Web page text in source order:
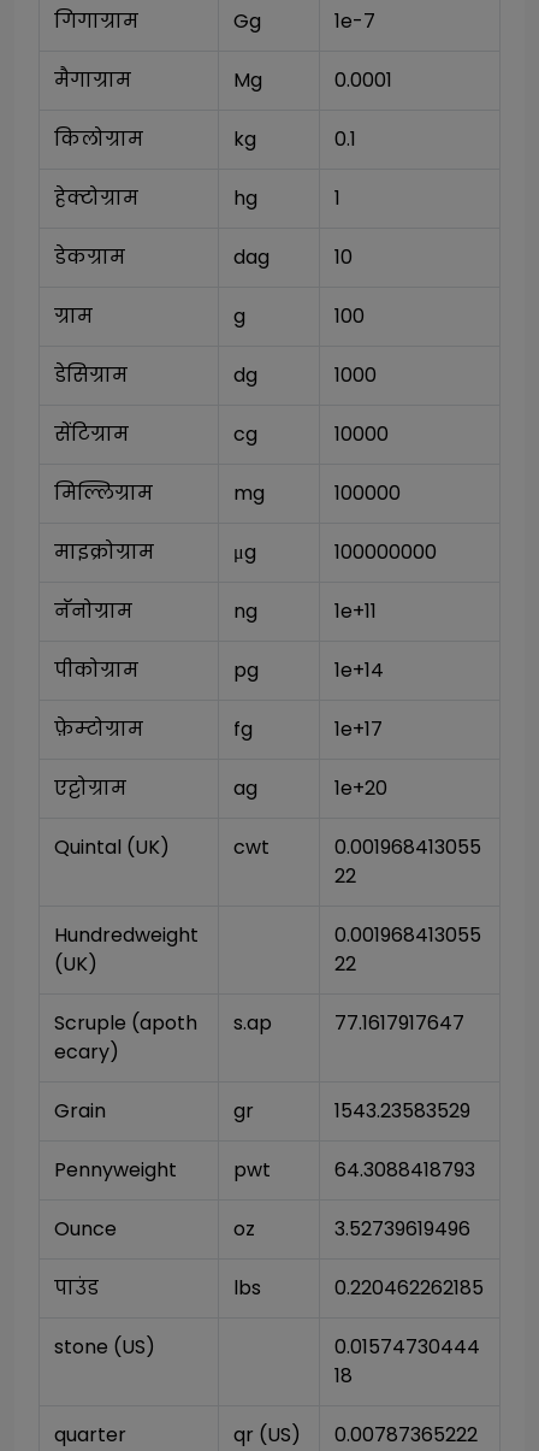
गिगाग्राम Gg 1e-7
मैगाग्राम Mg 0.0001
किलोग्राम kg 0.1
हेक्टोग्राम hg 1
डेकग्राम dag 10
ग्राम g 100
डेसिग्राम dg 1000
सेंटिग्राम cg 10000
मिल्लिग्राम mg 100000
माइक्रोग्राम μg 100000000
नॅनोग्राम ng 1e+11
पीकोग्राम pg 1e+14
फ़ेम्टोग्राम fg 1e+17
एट्टोग्राम ag 1e+20
Quintal (UK) cwt
0.001968413055
22
Hundredweight
(UK)
0.001968413055
22
Scruple (apoth
ecary)
s.ap 77.1617917647
Grain gr 1543.23583529
Pennyweight pwt 64.3088418793
Ounce oz 3.52739619496
पाउंड lbs 0.220462262185
stone (US)
0.01574730444
18
quarter qr (US)
0.00787365222